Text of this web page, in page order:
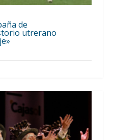
de
utrerano